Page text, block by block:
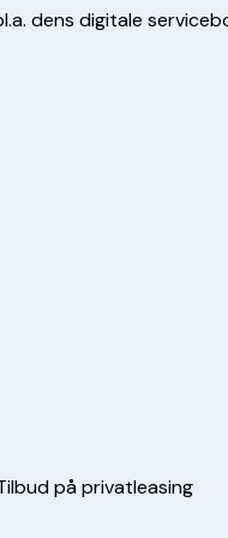
dens digitale
på privatleasing